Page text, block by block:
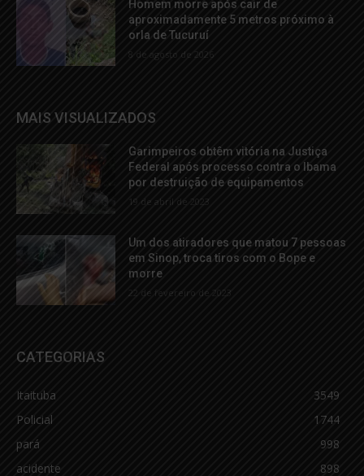
Homem morre após cair de
aproximadamente 5 metros próximo à
orla de Tucuruí
8 de agosto de 2026
MAIS VISUALIZADOS
Garimpeiros obtêm vitória na Justiça
Federal após processo contra o Ibama
por destruição de equipamentos
19 de abril de 2023
Um dos atiradores que matou 7 pessoas
em Sinop, troca tiros com o Bope e
morre
22 de fevereiro de 2023
CATEGORIAS
Itaituba
3549
Policial
1744
pará
998
acidente
898